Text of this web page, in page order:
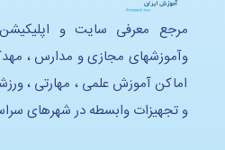
مرجع معرفی سایت و
وآموزشهای مجازی و مدارس ،
اماکن آموزش علمی ، مهارتی ،
و تجهیزات وابسطه در شهرهای